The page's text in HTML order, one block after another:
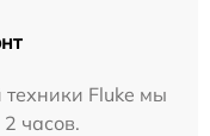
Fluke мы
часов.